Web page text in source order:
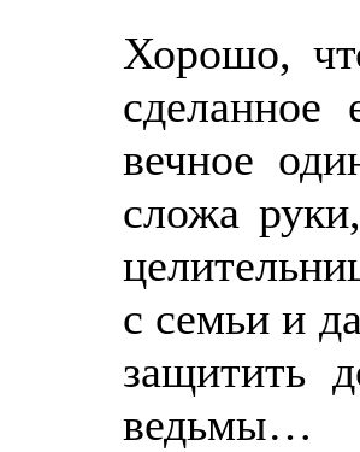
Хорошо,
вечное
сложа
с семьи и
защитить
ведьмы…